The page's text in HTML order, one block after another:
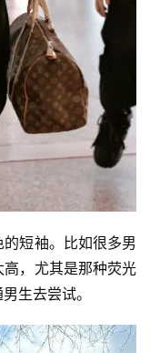
短袖。比如很多男
，尤其是那种荧光
生去尝试。